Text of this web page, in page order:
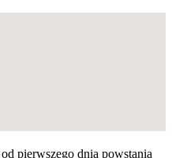
pierwszego dnia powstania